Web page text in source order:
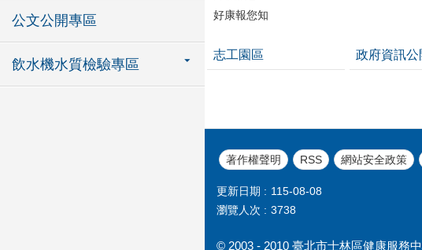
公文公開專區
飲水機水質檢驗專區
好康報您知
志工園區 政府資訊公
著作權聲明 RSS 網站安全政策
更新日期
115-08-08
瀏覽人次
3738
© 2003 - 2010 臺北市士林區健康服務